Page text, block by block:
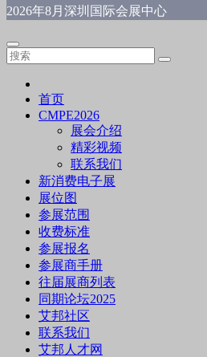
2026年8月深圳国际会展中心
首页
CMPE2026
展会介绍
精彩视频
联系我们
新消费电子展
展位图
参展范围
收费标准
参展报名
参展商手册
往届展商列表
同期论坛2025
艾邦社区
联系我们
艾邦人才网